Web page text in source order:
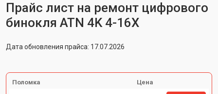
Прайс лист на ремонт цифрового
бинокля ATN 4K 4-16X
Дата обновления прайса: 17.07.2026
Поломка Цена